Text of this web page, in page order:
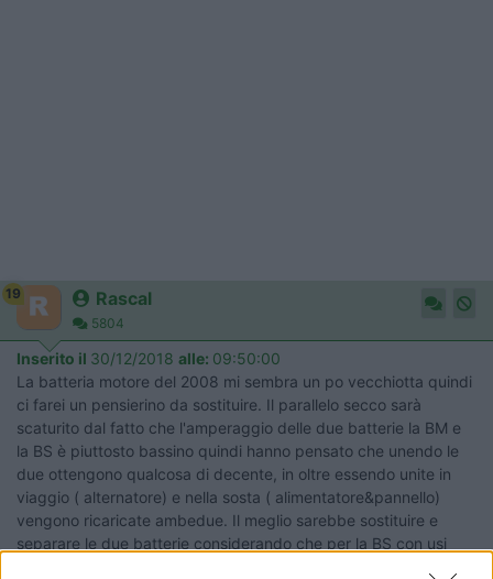
19 Rascal
5804
Inserito il 30/12/2018 alle: 09:50:00
La batteria motore del 2008 mi sembra un po vecchiotta quindi
ci farei un pensierino da sostituire. Il parallelo secco sarà
scaturito dal fatto che l'amperaggio delle due batterie la BM e
la BS è piuttosto bassino quindi hanno pensato che unendo le
due ottengono qualcosa di decente, in oltre essendo unite in
viaggio ( alternatore) e nella sosta ( alimentatore&pannello)
vengono ricaricate ambedue. Il meglio sarebbe sostituire e
separare le due batterie considerando che per la BS con usi